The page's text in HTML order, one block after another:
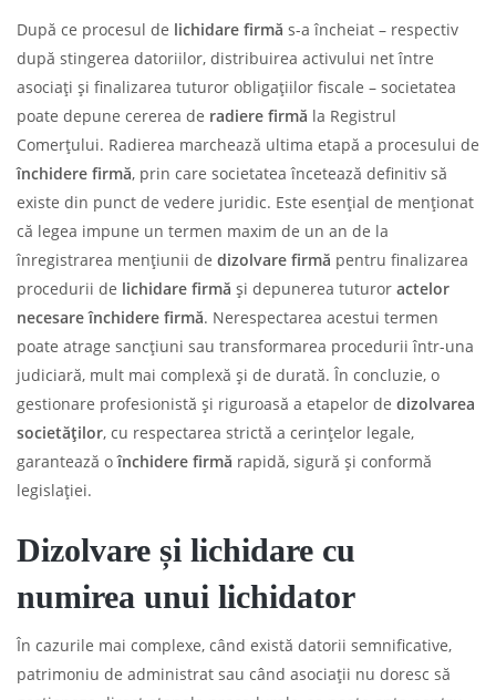
După ce procesul de lichidare firmă s-a încheiat – respectiv
după stingerea datoriilor, distribuirea activului net între
asociați și finalizarea tuturor obligațiilor fiscale – societatea
poate depune cererea de radiere firmă la Registrul
Comerțului. Radierea marchează ultima etapă a procesului de
închidere firmă, prin care societatea încetează definitiv să
existe din punct de vedere juridic. Este esențial de menționat
că legea impune un termen maxim de un an de la
înregistrarea mențiunii de dizolvare firmă pentru finalizarea
procedurii de lichidare firmă și depunerea tuturor actelor
necesare închidere firmă. Nerespectarea acestui termen
poate atrage sancțiuni sau transformarea procedurii într-una
judiciară, mult mai complexă și de durată. În concluzie, o
gestionare profesionistă și riguroasă a etapelor de dizolvarea
societăților, cu respectarea strictă a cerințelor legale,
garantează oînchidere firmă rapidă, sigură și conformă
legislației.
Dizolvare și lichidare cu
numirea unui lichidator
În cazurile mai complexe, când există datorii semnificative,
patrimoniu de administrat sau când asociații nu doresc să